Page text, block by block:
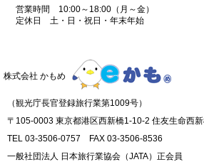
営業時間 10:00～18:00（月～金）
定休日 土・日・祝日・年末年始
株式会社 かもめ
（観光庁長官登録旅行業第1009号）
〒105-0003 東京都港区西新橋1-10-2 住友生命西
TEL 03-3506-0757 FAX 03-3506-8536
一般社団法人 日本旅行業協会（JATA）正会員